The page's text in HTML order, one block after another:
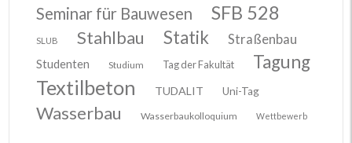
Seminar für Bauwesen SFB 528
SLUB Stahlbau Statik Straßenbau
Studenten Studium Tag der Fakultät Tagung
Textilbeton TUDALIT Uni-Tag
Wasserbau Wasserbaukolloquium Wettbewerb